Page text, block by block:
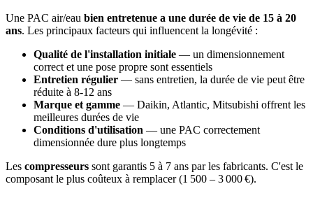
Une PAC air/eau bien entretenue a une durée de vie de 15 à 20
ans. Les principaux facteurs qui influencent la longévité :
Qualité de l'installation initiale — un dimensionnement
correct et une pose propre sont essentiels
Entretien régulier — sans entretien, la durée de vie peut être
réduite à 8-12 ans
Marque et gamme — Daikin, Atlantic, Mitsubishi offrent les
meilleures durées de vie
Conditions d'utilisation — une PAC correctement
dimensionnée dure plus longtemps
Les compresseurs sont garantis 5 à 7 ans par les fabricants. C'est le
composant le plus coûteux à remplacer (1 500 – 3 000 €).